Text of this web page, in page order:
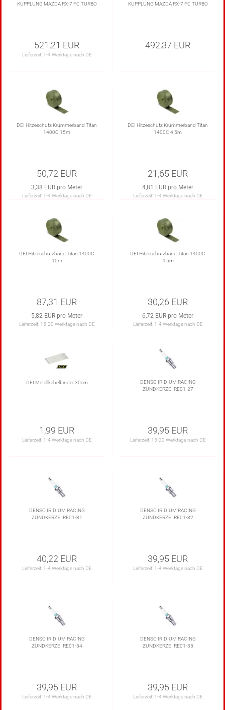
KUPPLUNG MAZDA RX-7 FC TURBO
521,21 EUR
Lieferzeit: 1-4 Werktage nach DE
KUPPLUNG MAZDA RX-7 FC TURBO
492,37 EUR
DEI Hitzeschutz Krümmerband Titan
1400C 15m
50,72 EUR
3,38 EUR pro Meter
Lieferzeit: 1-4 Werktage nach DE
DEI Hitzeschutz Krümmerband Titan
1400C 4.5m
21,65 EUR
4,81 EUR pro Meter
Lieferzeit: 1-4 Werktage nach DE
DEI Hitzeschutzband Titan 1400C
15m
87,31 EUR
5,82 EUR pro Meter
Lieferzeit: 15-20 Werktage nach DE
DEI Hitzeschutzband Titan 1400C
4.5m
30,26 EUR
6,72 EUR pro Meter
Lieferzeit: 1-4 Werktage nach DE
DEI Metallkabelbinder 30cm
1,99 EUR
Lieferzeit: 1-4 Werktage nach DE
DENSO IRIDIUM RACING
ZÜNDKERZE IRE01-27
39,95 EUR
Lieferzeit: 15-20 Werktage nach DE
DENSO IRIDIUM RACING
ZÜNDKERZE IRE01-31
40,22 EUR
Lieferzeit: 1-4 Werktage nach DE
DENSO IRIDIUM RACING
ZÜNDKERZE IRE01-32
39,95 EUR
Lieferzeit: 1-4 Werktage nach DE
DENSO IRIDIUM RACING
ZÜNDKERZE IRE01-34
39,95 EUR
Lieferzeit: 1-4 Werktage nach DE
DENSO IRIDIUM RACING
ZÜNDKERZE IRE01-35
39,95 EUR
Lieferzeit: 1-4 Werktage nach DE